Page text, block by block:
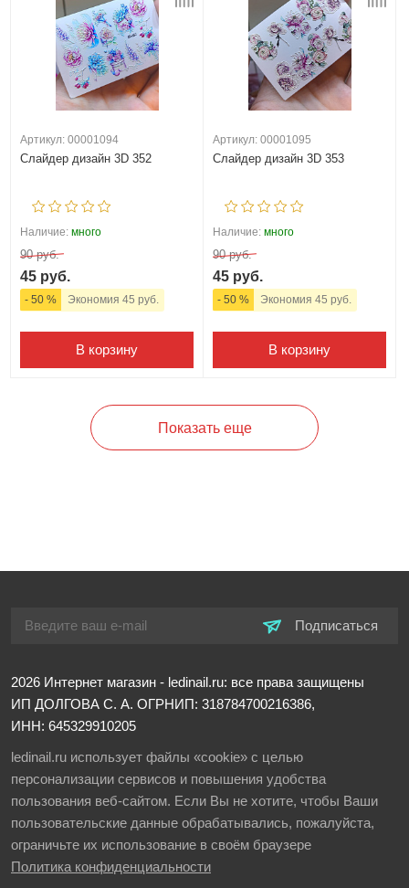
Артикул: 00001094
Слайдер дизайн 3D 352
Наличие: много
90 руб.
45 руб.
- 50 % Экономия 45 руб.
В корзину
Артикул: 00001095
Слайдер дизайн 3D 353
Наличие: много
90 руб.
45 руб.
- 50 % Экономия 45 руб.
В корзину
Показать еще
Подписаться
2026 Интернет магазин - ledinail.ru: все права защищены
ИП ДОЛГОВА С. А. ОГРНИП: 318784700216386,
ИНН: 645329910205
ledinail.ru использует файлы «cookie» с целью
персонализации сервисов и повышения удобства
пользования веб-сайтом. Если Вы не хотите, чтобы Ваши
пользовательские данные обрабатывались, пожалуйста,
ограничьте их использование в своём браузере
Политика конфиденциальности